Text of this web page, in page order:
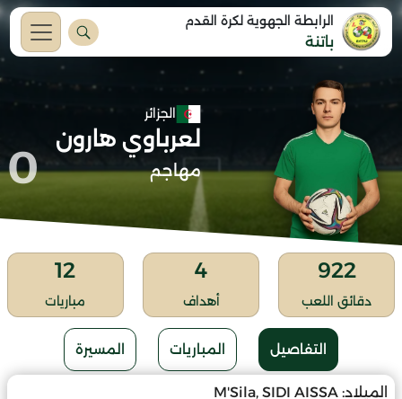
الرابطة الجهوية لكرة القدم
باتنة
الجزائر
لعرباوي هارون
مهاجم 0
922
دقائق اللعب
4
أهداف
12
مباريات
التفاصيل المباريات المسيرة
الميلاد: M'Sila, SIDI AISSA